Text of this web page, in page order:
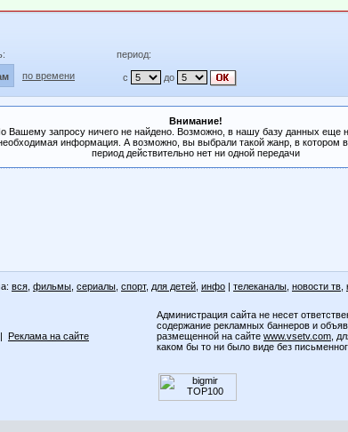
по времени
период:
с до
Внимание!
Вашему запросу ничего не найдено. Возможно, в нашу базу данных еще
информация. А возможно, вы выбрали такой жанр, в котором
период действительно нет ни одной передачи
вся фильмы сериалы спорт, для детей инфо | телеканалы новости тв
| Реклама на сайте
Администрация сайта не несет
содержание рекламных баннеров и
размещенной на сайте www.vsetv.com ,
каком бы то ни было виде без